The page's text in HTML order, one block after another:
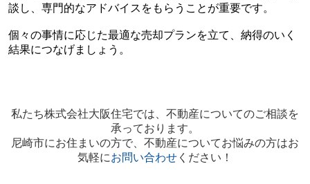
談し、専門的なアドバイスをもらうことが重要です。
個々の事情に応じた最適な売却プランを立て、納得のいく
結果につなげましょう。
私たち株式会社大阪住宅では、不動産についてのご相談を
承っております。
尼崎市にお住まいの方で、不動産についてお悩みの方はお
気軽にお問い合わせ ください！